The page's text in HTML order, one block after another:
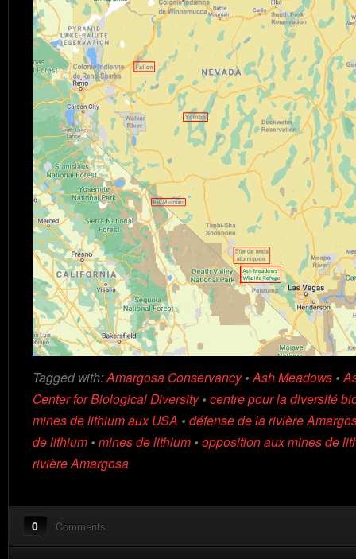
Tagged with:Amargosa Conservancy•Ash Meadows •
Center for Biological Diversity• centre pour la diversité
mines de lithium aux USA • défense de la rivière
de lithium • mines de lithium • opposition aux mines de
rivière Amargosa
0 Comments